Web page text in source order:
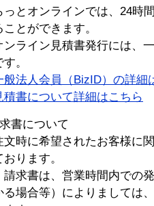
っとオンラインでは、24時
ことができます。
ライン見積書発行には、
。
般法人会員（BizID）の詳細
積書について詳細はこちら
書について
文時に希望されたお客様に
おります。
請求書は、営業時間内での
る場合等）によりましては